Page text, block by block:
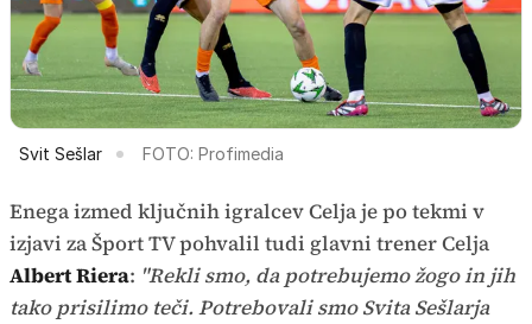
Svit Sešlar FOTO: Profimedia
Enega izmed ključnih igralcev Celja je po tekmi v
izjavi za Šport TV pohvalil tudi glavni trener Celja
Albert Riera: "Rekli smo, da potrebujemo žogo in jih
tako prisilimo teči. Potrebovali smo Svita Sešlarja